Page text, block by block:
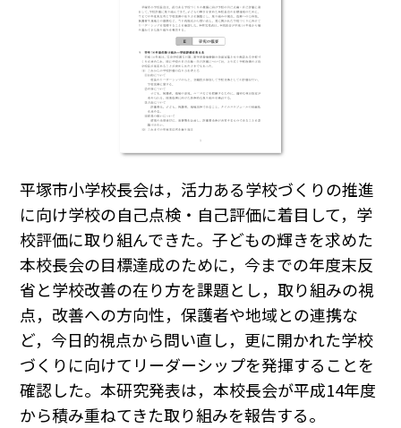
平塚市小学校長会は，活力ある学校づくりの推進
に向け学校の自己点検・自己評価に着目して，学
校評価に取り組んできた。子どもの輝きを求めた
本校長会の目標達成のために，今までの年度末反
省と学校改善の在り方を課題とし，取り組みの視
点，改善への方向性，保護者や地域との連携な
ど，今日的視点から問い直し，更に開かれた学校
づくりに向けてリーダーシップを発揮することを
確認した。本研究発表は，本校長会が平成14年度
から積み重ねてきた取り組みを報告する。